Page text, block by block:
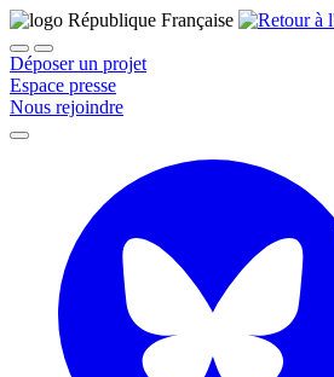
Déposer un projet
Espace presse
Nous rejoindre